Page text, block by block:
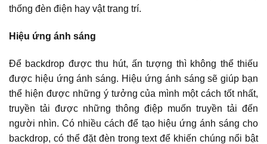
thống đèn điện hay vật trang trí.
Hiệu ứng ánh sáng
Để backdrop được thu hút, ấn tượng thì không thể thiếu
được hiệu ứng ánh sáng. Hiệu ứng ánh sáng sẽ giúp bạn
thể hiện được những ý tưởng của mình một cách tốt nhất,
truyền tải được những thông điệp muốn truyền tải đến
người nhìn. Có nhiều cách để tạo hiệu ứng ánh sáng cho
backdrop, có thể đặt đèn trong text để khiến chúng nổi bật